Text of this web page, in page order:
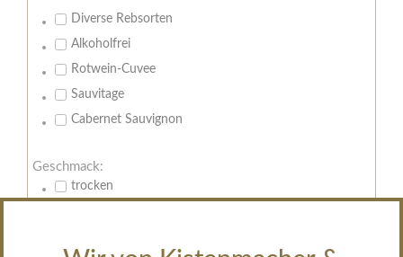
Diverse Rebsorten
Alkoholfrei
Rotwein-Cuvee
Sauvitage
Cabernet Sauvignon
Geschmack:
trocken